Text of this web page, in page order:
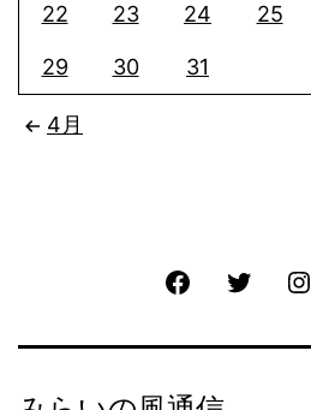
22 23 24 25
29 30 31
4月
FacebookTwitter